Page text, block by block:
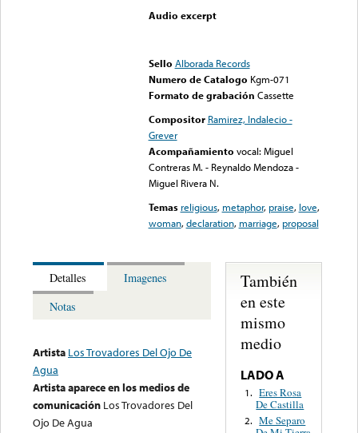
Audio excerpt
Sello Alborada Records
Numero de Catalogo Kgm-071
Formato de grabación Cassette
Compositor Ramirez, Indalecio -
Grever
Acompañamiento vocal: Miguel
Contreras M. - Reynaldo Mendoza -
Miguel Rivera N.
Temas religious, metaphor, praise, love,
woman,declaration, marriage, proposal
Detalles
Imagenes
Notas
Artista Los Trovadores Del Ojo De
Agua
Artista aparece en los medios de
comunicación Los Trovadores Del
Ojo De Agua
También
en este
mismo
medio
LADO A
1. Eres Rosa
De Castilla
2. Me Separo